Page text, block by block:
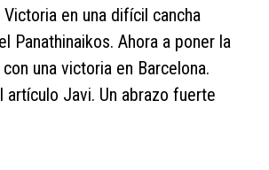
en una difícil cancha
Panathinaikos. Ahora a poner la
una victoria en Barcelona.
artículo Javi. Un abrazo fuerte